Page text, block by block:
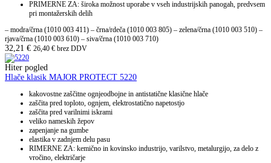
PRIMERNE ZA: široka možnost uporabe v vseh industrijskih panogah, predvsem
pri montažerskih delih
– modra/črna (1010 003 411) – črna/rdeča (1010 003 805) – zelena/črna (1010 003 510) –
rjava/črna (1010 003 610) – siva/črna (1010 003 710)
32,21 € 26,40 € brez DDV
Hiter pogled
Hlače klasik MAJOR PROTECT 5220
kakovostne zaščitne ognjeodbojne in antistatične klasične hlače
zaščita pred toploto, ognjem, elektrostatično napetostjo
zaščita pred varilnimi iskrami
veliko nameskih žepov
zapenjanje na gumbe
elastika v zadnjem delu pasu
RIMERNE ZA: kemično in kovinsko industrijo, varilstvo, metalurgijo, za delo z
vročino, električarje